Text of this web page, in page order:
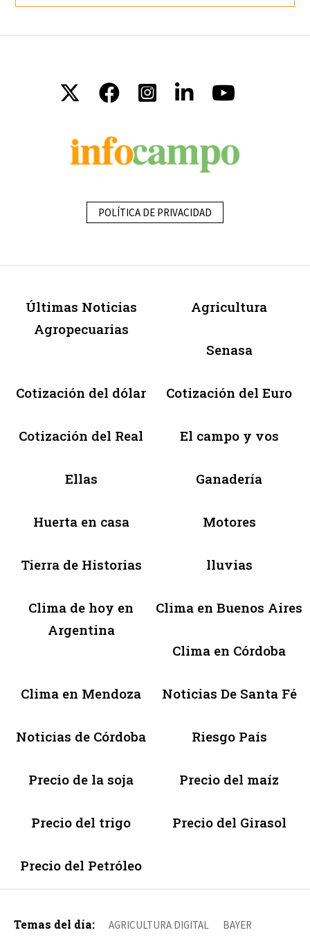
POLÍTICA DE PRIVACIDAD
Últimas Noticias
Agropecuarias
Agricultura
Senasa
Cotización del dólar Cotización del Euro
Cotización del Real El campo y vos
Ellas Ganadería
Huerta en casa Motores
Tierra de Historias lluvias
Clima de hoy en
Argentina
Clima en Buenos Aires
Clima en Córdoba
Clima en Mendoza Noticias De Santa Fé
Noticias de Córdoba Riesgo País
Precio de la soja Precio del maíz
Precio del trigo Precio del Girasol
Precio del Petróleo
Temas del día: AGRICULTURA DIGITAL BAYER